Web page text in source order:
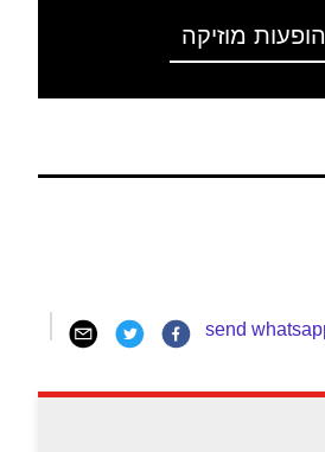
הופעות מוזיקה